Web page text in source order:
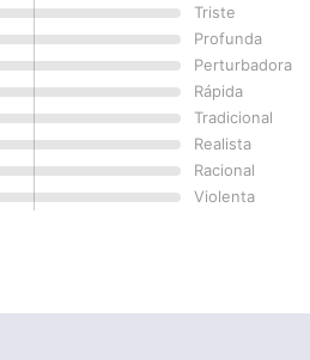
Triste
Profunda
Perturbadora
Rápida
Tradicional
Realista
Racional
Violenta